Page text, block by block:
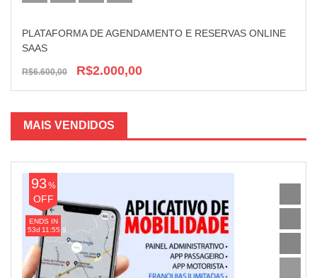
PLATAFORMA DE AGENDAMENTO E RESERVAS ONLINE
SAAS
R$6.600,00 R$2.000,00
MAIS VENDIDOS
93%
OFF
ENDS IN
53d 11:55:9